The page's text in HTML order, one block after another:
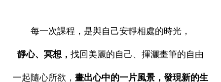
每一次課程，是與自己安靜相處的時光，
靜心、冥想， 找回美麗的自己、揮灑畫筆的自由
一起隨心所欲， 畫出心中的一片風景，發現新的生